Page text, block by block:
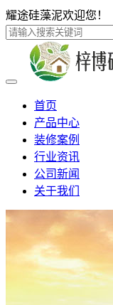
耀途硅藻泥欢迎您！
首页
产品中心
装修案例
行业资讯
公司新闻
关于我们